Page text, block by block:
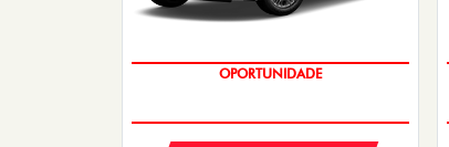
OPORTUNIDADE